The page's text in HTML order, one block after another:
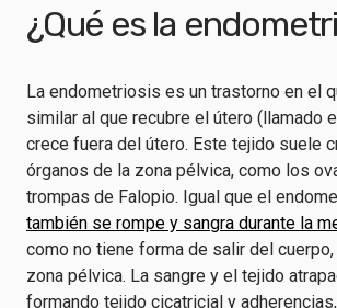
¿Qué es la
La endometriosis es un trastorno en el
similar al que recubre el útero (llamado
crece fuera del útero. Este tejido suele
órganos de la zona pélvica, como los
trompas de Falopio. Igual que el
también se rompe y sangra durante la
como no tiene forma de salir del
zona pélvica. La sangre y el tejido
formando tejido cicatricial y